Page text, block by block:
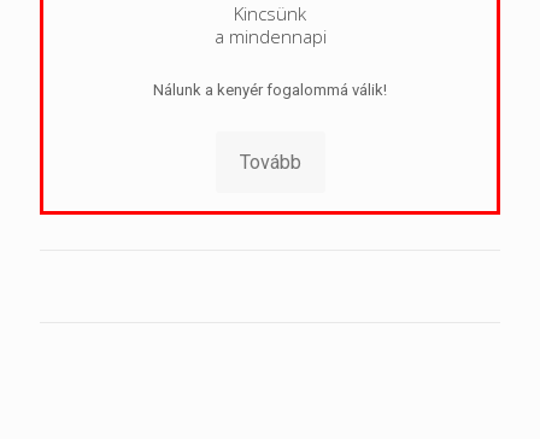
Kincsünk
a mindennapi
Nálunk a kenyér fogalommá válik!
Tovább